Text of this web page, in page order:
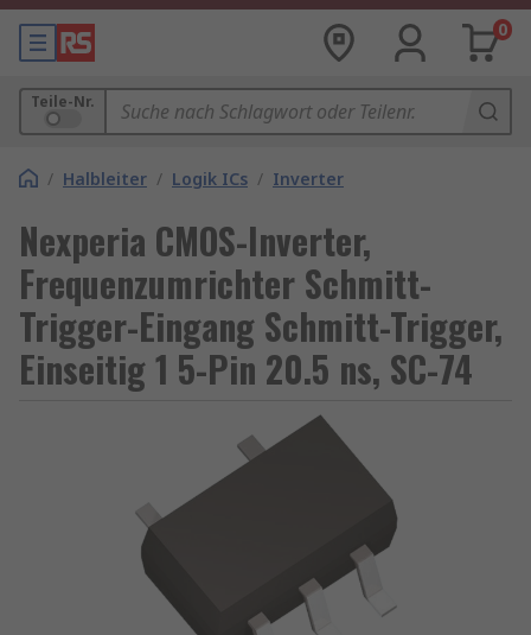
0
Teile-Nr.
/ Halbleiter / Logik ICs / Inverter
Nexperia CMOS-Inverter,
Frequenzumrichter Schmitt-
Trigger-Eingang Schmitt-Trigger,
Einseitig 1 5-Pin 20.5 ns, SC-74